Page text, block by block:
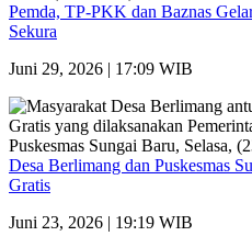
Pemda, TP-PKK dan Baznas
Sekura
Juni 29, 2026 | 17:09 WIB
Desa Berlimang dan Puskesmas
Gratis
Juni 23, 2026 | 19:19 WIB